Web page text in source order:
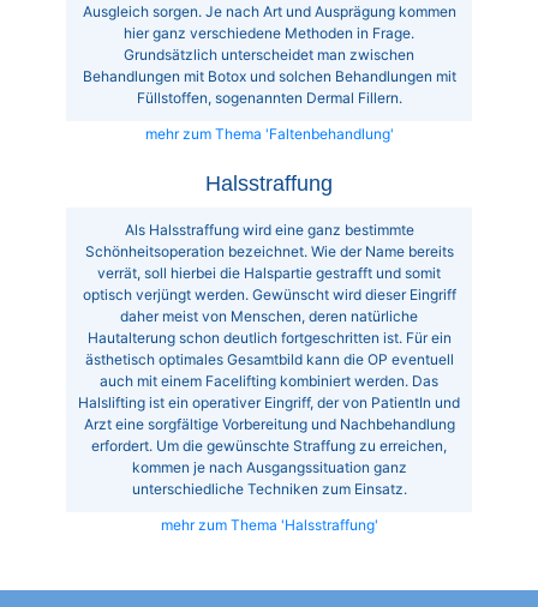
Ausgleich sorgen. Je nach Art und Ausprägung kommen
hier ganz verschiedene Methoden in Frage.
Grundsätzlich unterscheidet man zwischen
Behandlungen mit Botox und solchen Behandlungen mit
Füllstoffen, sogenannten Dermal Fillern.
mehr zum Thema 'Faltenbehandlung'
Halsstraffung
Als Halsstraffung wird eine ganz bestimmte
Schönheitsoperation bezeichnet. Wie der Name bereits
verrät, soll hierbei die Halspartie gestrafft und somit
optisch verjüngt werden. Gewünscht wird dieser Eingriff
daher meist von Menschen, deren natürliche
Hautalterung schon deutlich fortgeschritten ist. Für ein
ästhetisch optimales Gesamtbild kann die OP eventuell
auch mit einem Facelifting kombiniert werden. Das
Halslifting ist ein operativer Eingriff, der von PatientIn und
Arzt eine sorgfältige Vorbereitung und Nachbehandlung
erfordert. Um die gewünschte Straffung zu erreichen,
kommen je nach Ausgangssituation ganz
unterschiedliche Techniken zum Einsatz.
mehr zum Thema 'Halsstraffung'